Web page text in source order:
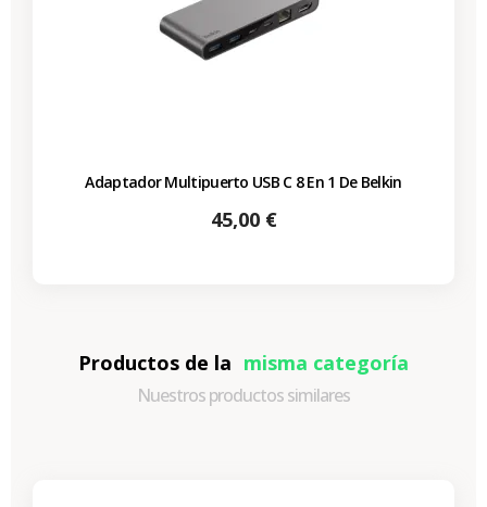
Adaptador Multipuerto USB C 8 En 1 De Belkin
Precio
45,00 €
Productos de la misma categoría
Nuestros productos similares